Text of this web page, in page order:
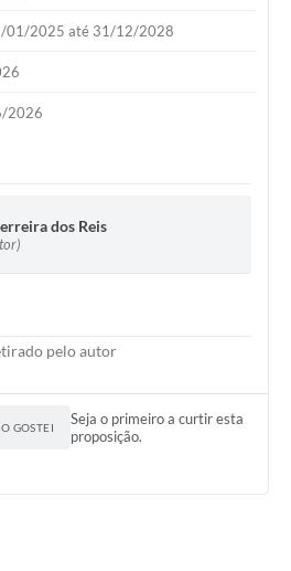
01/2025 até 31/12/2028
2026
dos Reis
pelo autor
GOSTEI
Seja o primeiro a curtir esta
proposição.